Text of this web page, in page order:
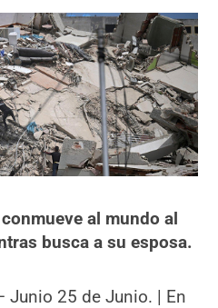
al mundo al
busca a su esposa.
Junio 25 de Junio. | En